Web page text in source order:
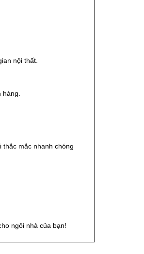
nội thất.
mắc nhanh chóng
ngôi nhà của bạn!